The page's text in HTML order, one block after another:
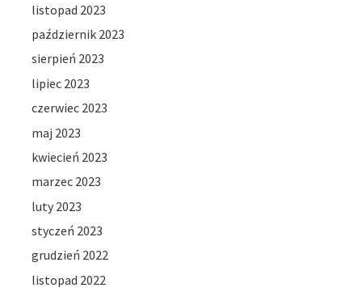
listopad 2023
październik 2023
sierpień 2023
lipiec 2023
czerwiec 2023
maj 2023
kwiecień 2023
marzec 2023
luty 2023
styczeń 2023
grudzień 2022
listopad 2022